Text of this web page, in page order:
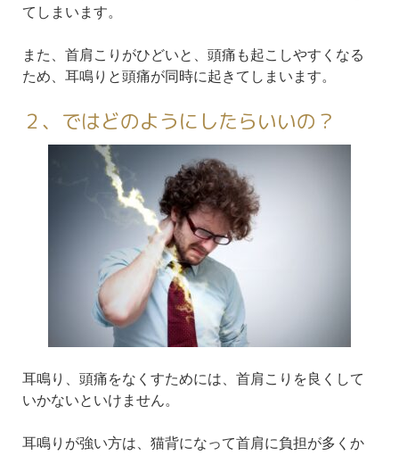
てしまいます。
また、首肩こりがひどいと、頭痛も起こしやすくなる
ため、耳鳴りと頭痛が同時に起きてしまいます。
２、ではどのようにしたらいいの？
耳鳴り、頭痛をなくすためには、首肩こりを良くして
いかないといけません。
耳鳴りが強い方は、猫背になって首肩に負担が多くか